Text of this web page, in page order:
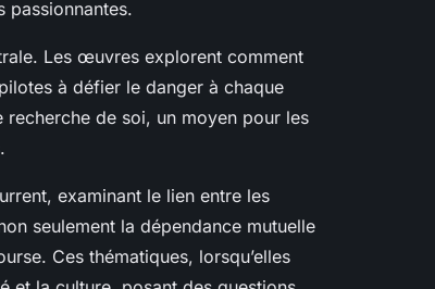
passionnantes.
Les œuvres explorent comment
à défier le danger à chaque
de soi, un moyen pour les
examinant le lien entre les
seulement la dépendance mutuelle
Ces thématiques, lorsqu’elles